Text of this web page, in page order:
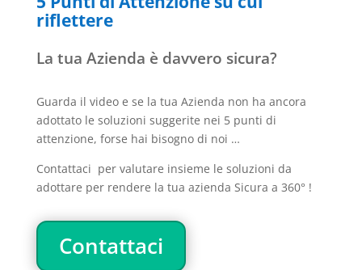
riflettere
La tua Azienda è davvero sicura?
Guarda il video e se la tua Azienda non ha ancora
adottato le soluzioni suggerite nei 5 punti di
attenzione, forse hai bisogno di noi …
Contattaci per valutare insieme le soluzioni da
adottare per rendere la tua azienda Sicura a 360° !
Contattaci